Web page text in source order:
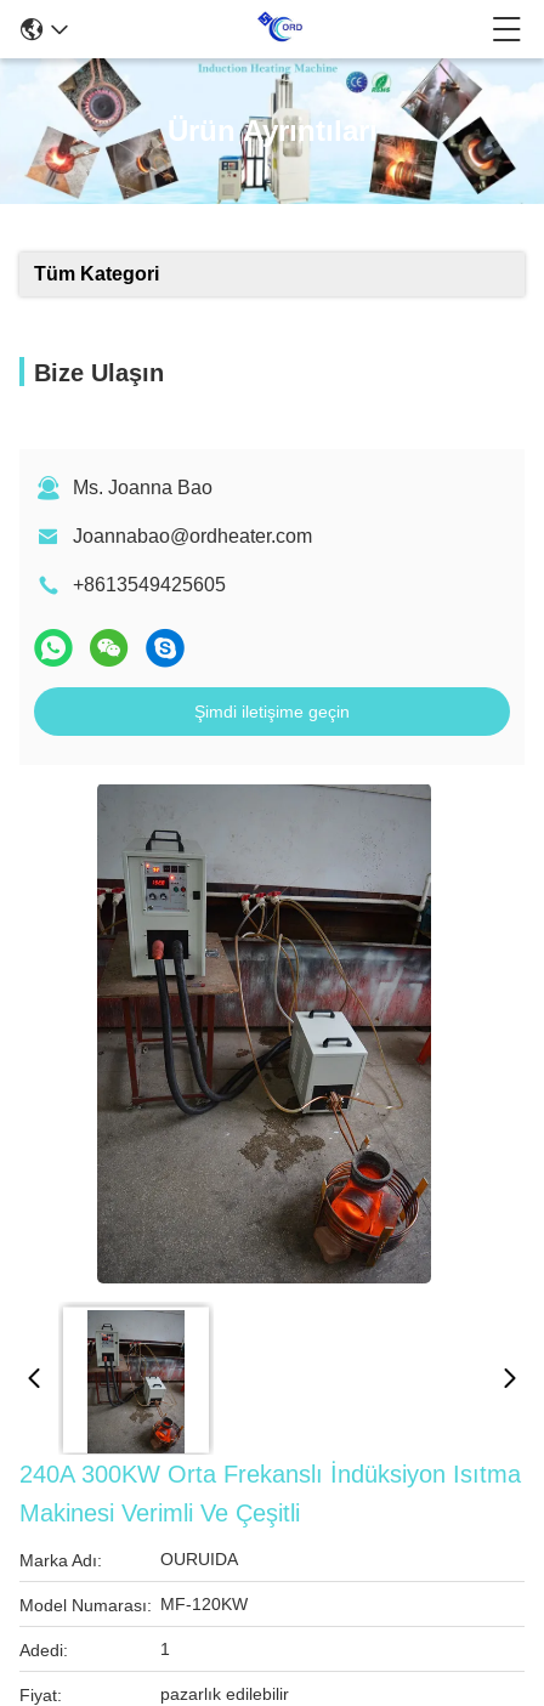
Ürün Ayrıntıları
Tüm Kategori
Bize Ulaşın
Ms. Joanna Bao
Joannabao@ordheater.com
+8613549425605
Şimdi iletişime geçin
240A 300KW Orta Frekanslı İndüksiyon Isıtma
Makinesi Verimli Ve Çeşitli
Marka Adı: OURUIDA
Model Numarası: MF-120KW
Adedi: 1
Fiyat: pazarlık edilebilir